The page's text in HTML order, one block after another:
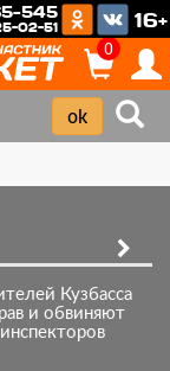
545
02-51 16+
0
Кузбасса
и обвиняют